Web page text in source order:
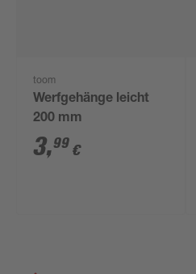
toom
Werfgehänge leicht
200 mm
3,99 €